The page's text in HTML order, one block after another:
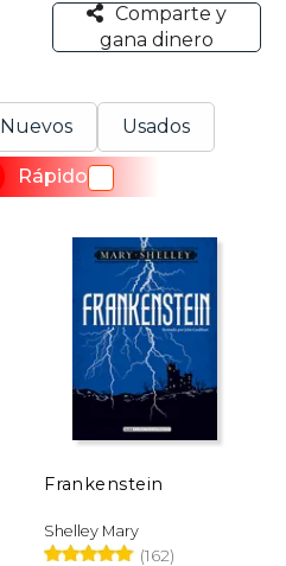
Comparte y
gana dinero
Nuevos Usados
Rápido
Frankenstein
Shelley Mary
(162)